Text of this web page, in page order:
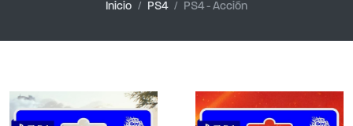
Inicio PS4 PS4 - Acción